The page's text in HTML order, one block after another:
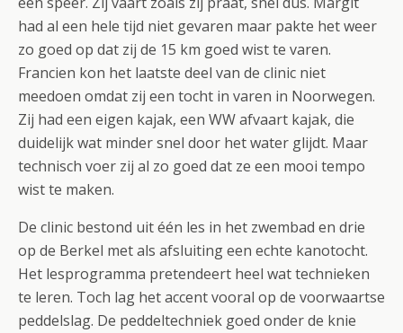
had al een hele tijd niet gevaren maar pakte het weer
zo goed op dat zij de 15 km goed wist te varen.
Francien kon het laatste deel van de clinic niet
meedoen omdat zij een tocht in varen in Noorwegen.
Zij had een eigen kajak, een WW afvaart kajak, die
duidelijk wat minder snel door het water glijdt. Maar
technisch voer zij al zo goed dat ze een mooi tempo
wist te maken.
De clinic bestond uit één les in het zwembad en drie
op de Berkel met als afsluiting een echte kanotocht.
Het lesprogramma pretendeert heel wat technieken
te leren. Toch lag het accent vooral op de voorwaartse
peddelslag. De peddeltechniek goed onder de knie